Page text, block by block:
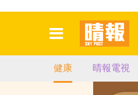
健康 晴報電視